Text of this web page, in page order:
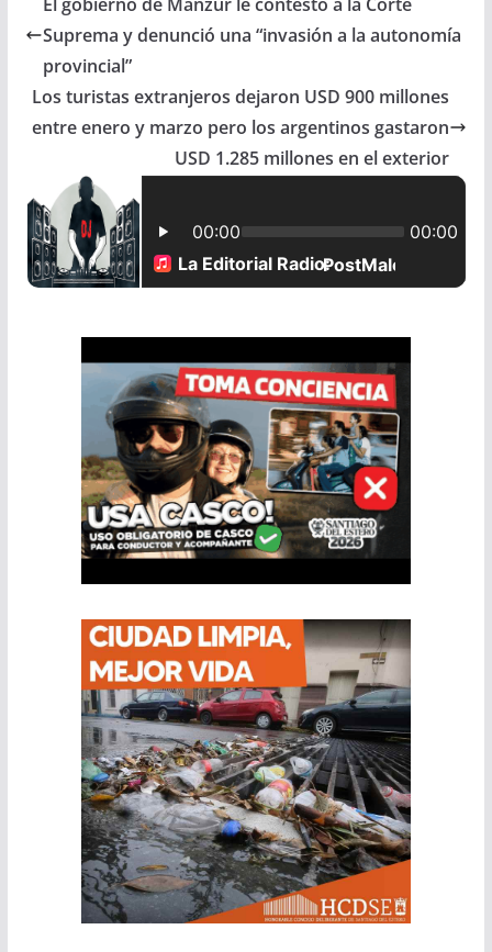
e
o
k
t
A
p
i
r
El gobierno de Manzur le contestó a la Corte
Suprema y denunció una “invasión a la autonomía
provincial”
Los turistas extranjeros dejaron USD 900 millones
entre enero y marzo pero los argentinos gastaron
USD 1.285 millones en el exterior